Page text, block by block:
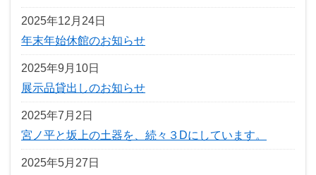
2025年12月24日
年末年始休館のお知らせ
2025年9月10日
展示品貸出しのお知らせ
2025年7月2日
宮ノ平と坂上の土器を、続々３Dにしています。
2025年5月27日